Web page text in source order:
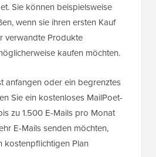
Sie können beispielsweise
wenn sie ihren ersten Kauf
verwandte Produkte
kaufen möchten.
anfangen oder ein begrenztes
Sie ein kostenloses MailPoet-
zu 1.500 E-Mails pro Monat
E-Mails senden möchten,
kostenpflichtigen Plan